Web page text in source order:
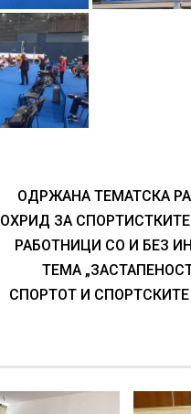
ОДРЖАНА ТЕМАТСКА
ОХРИД ЗА
РАБОТНИЦИ СО И БЕЗ
ТЕМА
СПОРТОТ И